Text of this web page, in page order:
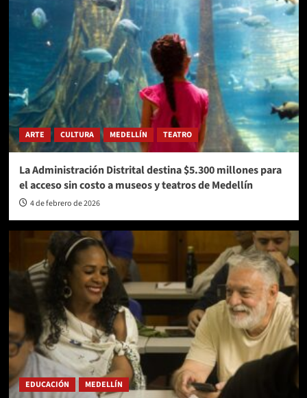
ARTE CULTURA MEDELLÍN TEATRO
La Administración Distrital destina $5.300 millones para
el acceso sin costo a museos y teatros de Medellín
4 de febrero de 2026
EDUCACIÓN MEDELLÍN